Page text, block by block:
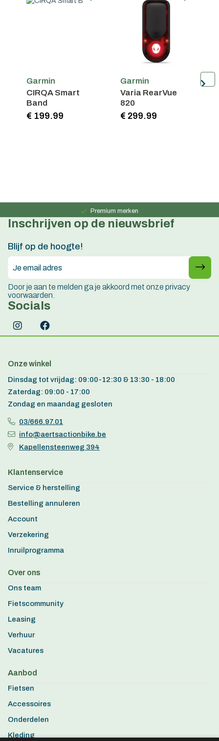
Garmin
CIRQA Smart
Band
€ 199.99
Garmin
Varia RearVue
820
€ 299.99
Premium merken
Persoonlijk advies
Inschrijven op de nieuwsbrief
Blijf op de hoogte!
Door je aan te melden ga je akkoord met onze privacy
voorwaarden.
Socials
Onze winkel
Dinsdag tot vrijdag: 09:00-12:30 & 13:30 - 18:00
Zaterdag: 09:00 - 17:00
Zondag en maandag gesloten
03/666.97.01
info@aertsactionbike.be
Kapellensteenweg 394
Klantenservice
Service & herstelling
Bestelling annuleren
Account
Verzekering
Inruilprogramma
Over ons
Ons team
Fietscommunity
Leasing
Verhuur
Vacatures
Aanbod
Fietsen
Accessoires
Onderdelen
Kleding